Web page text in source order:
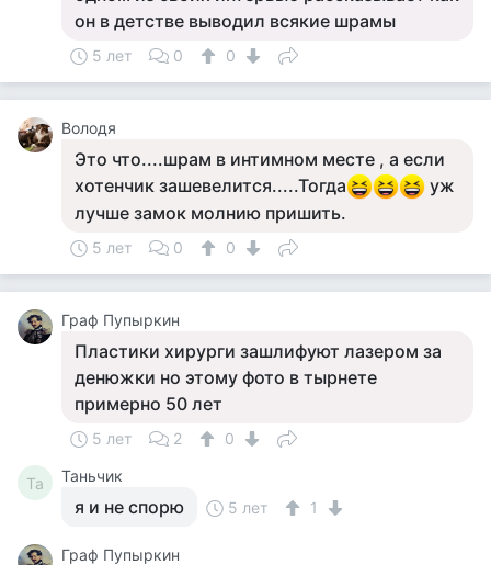
он в детстве выводил всякие шрамы
5 лет 0 0
Володя
Это что....шрам в интимном месте , а если
хотенчик зашевелится.....Тогда
уж
лучше замок молнию пришить.
5 лет 0 0
Граф Пупыркин
Пластики хирурги зашлифуют лазером за
денюжки но этому фото в тырнете
примерно 50 лет
5 лет 2 0
Та Таньчик
я и не спорю 5 лет 1
Граф Пупыркин